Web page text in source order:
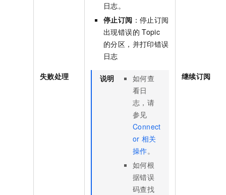
失败处理
日志。
停止订阅 ：停止订阅
出现错误的 Topic
的分区，并打印错误
日志
说明
如何查
看日
志，请
参见
Connect
or 相关
操作。
如何根
据错误
码查找
继续订阅